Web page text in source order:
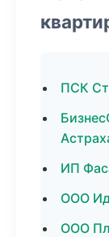
ПСК
ИП
ООО
ООО